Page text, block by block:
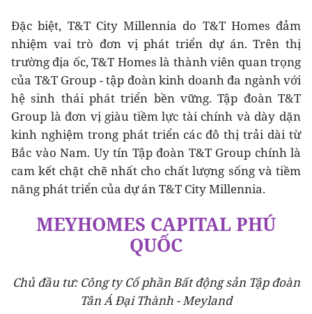
Đặc biệt, T&T City Millennia do T&T Homes đảm
nhiệm vai trò đơn vị phát triển dự án. Trên thị
trường địa ốc, T&T Homes là thành viên quan trọng
của T&T Group - tập đoàn kinh doanh đa ngành với
hệ sinh thái phát triển bền vững. Tập đoàn T&T
Group là đơn vị giàu tiềm lực tài chính và dày dặn
kinh nghiệm trong phát triển các đô thị trải dài từ
Bắc vào Nam. Uy tín Tập đoàn T&T Group chính là
cam kết chặt chẽ nhất cho chất lượng sống và tiềm
năng phát triển của dự án T&T City Millennia.
MEYHOMES CAPITAL PHÚ
QUỐC
Chủ đầu tư: Công ty Cổ phần Bất động sản Tập đoàn
Tân Á Đại Thành - Meyland